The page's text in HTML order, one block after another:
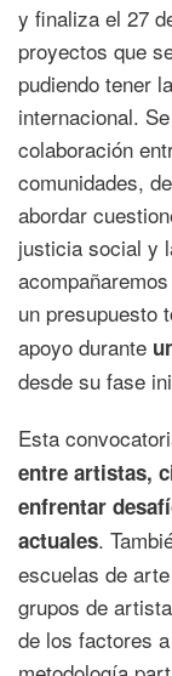
y finaliza el 27
proyectos que
pudiendo tener
internacional.
colaboración
comunidades,
abordar
justicia social y
un presupuesto
apoyo durante
desde su fase
Esta
entre artistas,
enfrentar
actuales.
escuelas de
grupos de
de los factores